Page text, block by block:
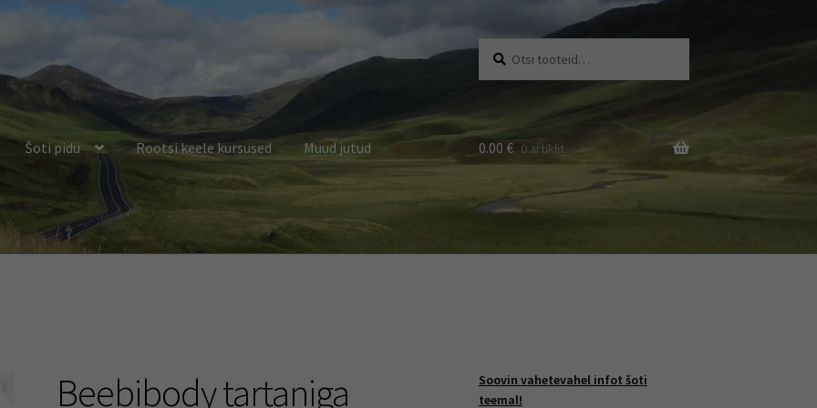
Otsi:
Otsi
Šoti pidu Rootsi keele kursused Muud jutud 0.00 € 0 artiklit
Beebibody tartaniga
Soovin vahetevahel infot šoti
teemal!